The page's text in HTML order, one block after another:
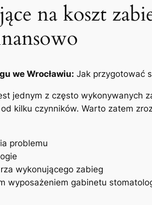
na koszt
we Wrocławiu: Jak przygotować
jednym ⁢z często wykonywanych
kilku czynników. Warto zatem
problemu
wykonującego zabieg
wyposażeniem‌ gabinetu